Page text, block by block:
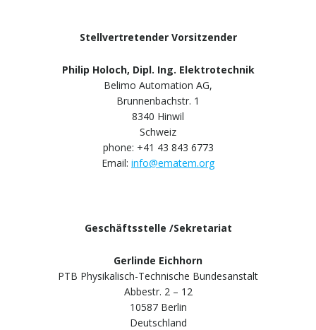
Stellvertretender Vorsitzender
Philip Holoch, Dipl. Ing. Elektrotechnik
Belimo Automation AG,
Brunnenbachstr. 1
8340 Hinwil
Schweiz
phone: +41 43 843 6773
Email: info@ematem.org
Geschäftsstelle /Sekretariat
Gerlinde Eichhorn
PTB Physikalisch-Technische Bundesanstalt
Abbestr. 2 – 12
10587 Berlin
Deutschland